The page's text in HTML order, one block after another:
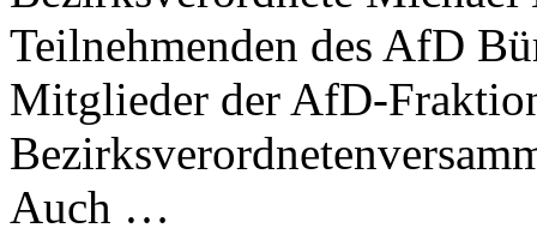
Teilnehmenden des AfD
Mitglieder der AfD-
Auch …